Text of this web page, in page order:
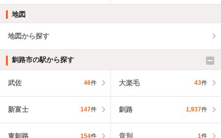
地図
地図から探す
釧路市の駅から探す
武佐 46件 大楽毛 43件
新富士 147件 釧路 1,937件
東釧路 154件 音別 1件